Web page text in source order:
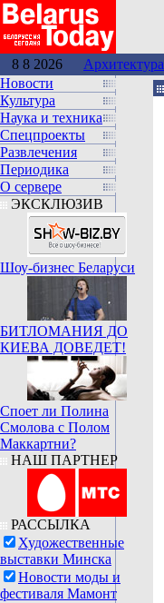
8 8 2026 Архитектура
Новости
Культура
Наука и техника
Спецпроекты
Развлечения
Периодика
О сервере
ЭКСКЛЮЗИВ
Шоу-бизнес Беларуси
БИТЛОМАНИЯ ДО
КИЕВА ДОВЕДЕТ!
Споет ли Полина
Смолова с Полом
Маккартни?
НАШ ПАРТНЕР
РАССЫЛКА
Художественные
выставки Минска
Новости моды и
фестиваля Мамонт